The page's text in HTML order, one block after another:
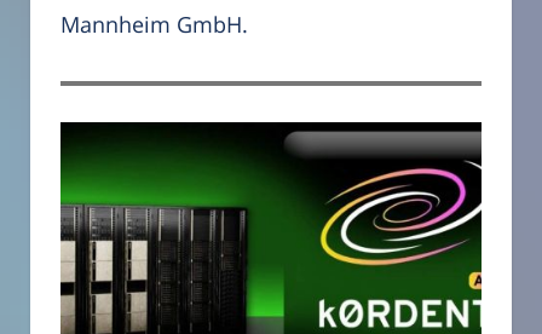
Mannheim GmbH.